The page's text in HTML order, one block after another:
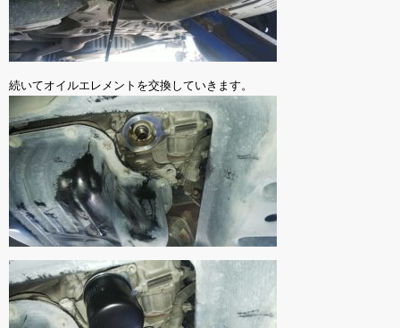
続いてオイルエレメントを交換していきます。